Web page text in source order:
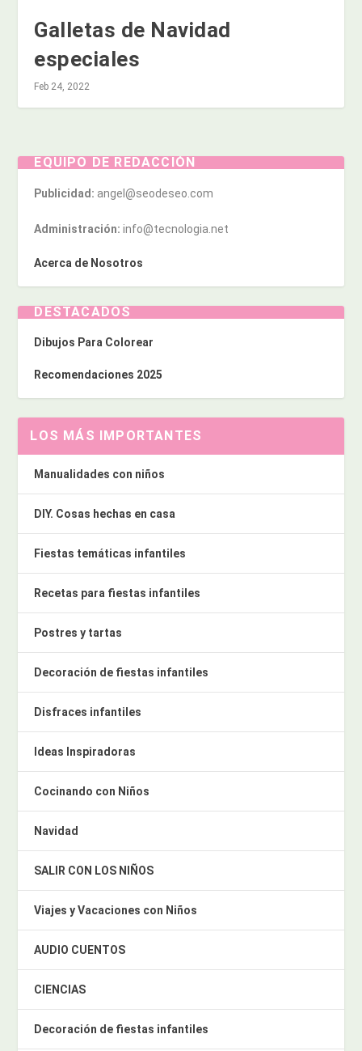
Galletas de Navidad
especiales
Feb 24, 2022
EQUIPO DE REDACCIÓN
Publicidad: angel@seodeseo.com
Administración: info@tecnologia.net
Acerca de Nosotros
DESTACADOS
Dibujos Para Colorear
Recomendaciones 2025
LOS MÁS IMPORTANTES
Manualidades con niños
DIY. Cosas hechas en casa
Fiestas temáticas infantiles
Recetas para fiestas infantiles
Postres y tartas
Decoración de fiestas infantiles
Disfraces infantiles
Ideas Inspiradoras
Cocinando con Niños
Navidad
SALIR CON LOS NIÑOS
Viajes y Vacaciones con Niños
AUDIO CUENTOS
CIENCIAS
Decoración de fiestas infantiles